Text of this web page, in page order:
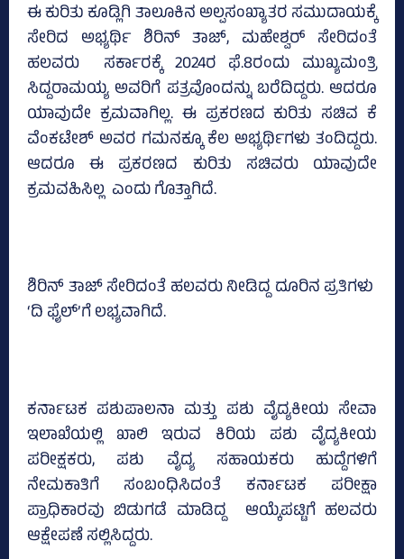
ಈ ಕುರಿತು ಕೂಡ್ಲಿಗಿ ತಾಲೂಕಿನ ಅಲ್ಪಸಂಖ್ಯಾತರ ಸಮುದಾಯಕ್ಕೆ
ಸೇರಿದ ಅಭ್ಯರ್ಥಿ ಶಿರಿನ್‌ ತಾಜ್‌, ಮಹೇಶ್ವರ್ ಸೇರಿದಂತೆ
ಹಲವರು ಸರ್ಕಾರಕ್ಕೆ 2024ರ ಫೆ.8ರಂದು ಮುಖ್ಯಮಂತ್ರಿ
ಸಿದ್ದರಾಮಯ್ಯ ಅವರಿಗೆ ಪತ್ರವೊಂದನ್ನು ಬರೆದಿದ್ದರು. ಆದರೂ
ಯಾವುದೇ ಕ್ರಮವಾಗಿಲ್ಲ. ಈ ಪ್ರಕರಣದ ಕುರಿತು ಸಚಿವ ಕೆ
ವೆಂಕಟೇಶ್‌ ಅವರ ಗಮನಕ್ಕೂ ಕೆಲ ಅಭ್ಯರ್ಥಿಗಳು ತಂದಿದ್ದರು.
ಆದರೂ ಈ ಪ್ರಕರಣದ ಕುರಿತು ಸಚಿವರು ಯಾವುದೇ
ಕ್ರಮವಹಿಸಿಲ್ಲ ಎಂದು ಗೊತ್ತಾಗಿದೆ.
ಶಿರಿನ್‌ ತಾಜ್‌ ಸೇರಿದಂತೆ ಹಲವರು ನೀಡಿದ್ದ ದೂರಿನ ಪ್ರತಿಗಳು
‘ದಿ ಫೈಲ್‌’ಗೆ ಲಭ್ಯವಾಗಿದೆ.
ಕರ್ನಾಟಕ ಪಶುಪಾಲನಾ ಮತ್ತು ಪಶು ವೈದ್ಯಕೀಯ ಸೇವಾ
ಇಲಾಖೆಯಲ್ಲಿ ಖಾಲಿ ಇರುವ ಕಿರಿಯ ಪಶು ವೈದ್ಯಕೀಯ
ಪರೀಕ್ಷಕರು, ಪಶು ವೈದ್ಯ ಸಹಾಯಕರು ಹುದ್ದೆಗಳಿಗೆ
ನೇಮಕಾತಿಗೆ ಸಂಬಂಧಿಸಿದಂತೆ ಕರ್ನಾಟಕ ಪರೀಕ್ಷಾ
ಪ್ರಾಧಿಕಾರವು ಬಿಡುಗಡೆ ಮಾಡಿದ್ದ ಆಯ್ಕೆಪಟ್ಟಿಗೆ ಹಲವರು
ಆಕ್ಷೇಪಣೆ ಸಲ್ಲಿಸಿದ್ದರು.